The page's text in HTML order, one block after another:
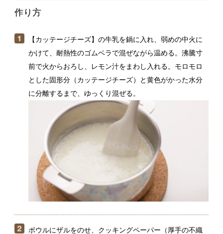
とした固形分（カッテージチーズ）と黄色がかった水分
ボウルにザルをのせ、クッキングペーパー（厚手の不織
布タイプ）を敷く。（１）を流し入れて水気をきりなが
ら、粗熱をとる。ペーパーをたたむようにして包み、直
径10cm前後のボウルに形を整えながら入れる。重石をし
てラップをかけ、冷蔵庫で2時間以上冷やす。